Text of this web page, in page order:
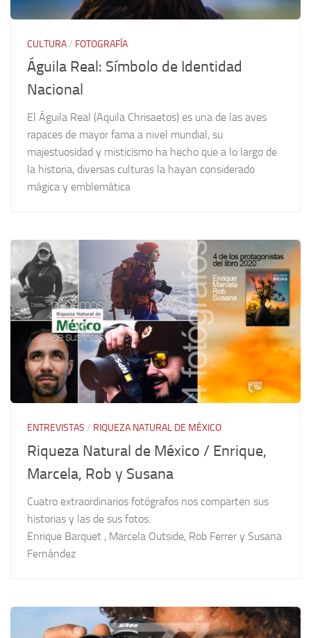
CULTURA/ FOTOGRAFÍA
Águila Real: Símbolo de Identidad
Nacional
El Águila Real (Aquila Chrisaetos) es una de las aves
rapaces de mayor fama a nivel mundial, su
majestuosidad y misticismo ha hecho que a lo largo de
la historia, diversas culturas la hayan considerado
mágica y emblemática
ENTREVISTAS / RIQUEZA NATURAL DE MÉXICO
Riqueza Natural de México / Enrique,
Marcela, Rob y Susana
Cuatro extraordinarios fotógrafos nos comparten sus
historias y las de sus fotos.
Enrique Barquet , Marcela Outside, Rob Ferrer y Susana
Fernández